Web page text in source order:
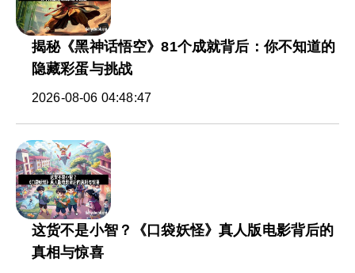
揭秘《黑神话悟空》81个成就背后：你不知道的
隐藏彩蛋与挑战
2026-08-06 04:48:47
这货不是小智？《口袋妖怪》真人版电影背后的
真相与惊喜